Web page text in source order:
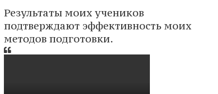
Результаты моих учеников
подтверждают эффективность моих
методов подготовки.